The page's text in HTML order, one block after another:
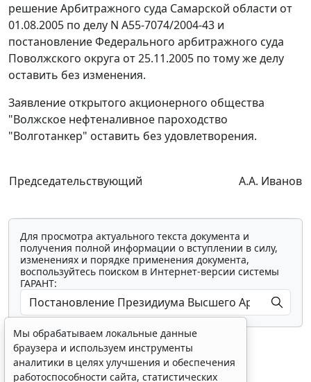
решение Арбитражного суда Самарской области от
01.08.2005 по делу N А55-7074/2004-43 и
постановлениеФедерального арбитражного суда
Поволжского округа от 25.11.2005 по тому же делу
оставить без изменения.
Заявление открытого акционерного общества
"Волжское нефтеналивное пароходство
"Волготанкер" оставить без удовлетворения.
Председательствующий А.А. Иванов
Для просмотра актуального текста документа и
получения полной информации о вступлении в силу,
изменениях и порядке применения документа,
воспользуйтесь поиском в Интернет-версии системы
ГАРАНТ:
Мы обрабатываем локальные данные
браузера и используем инструменты
аналитики в целях улучшения и обеспечения
работоспособности сайта, статистических